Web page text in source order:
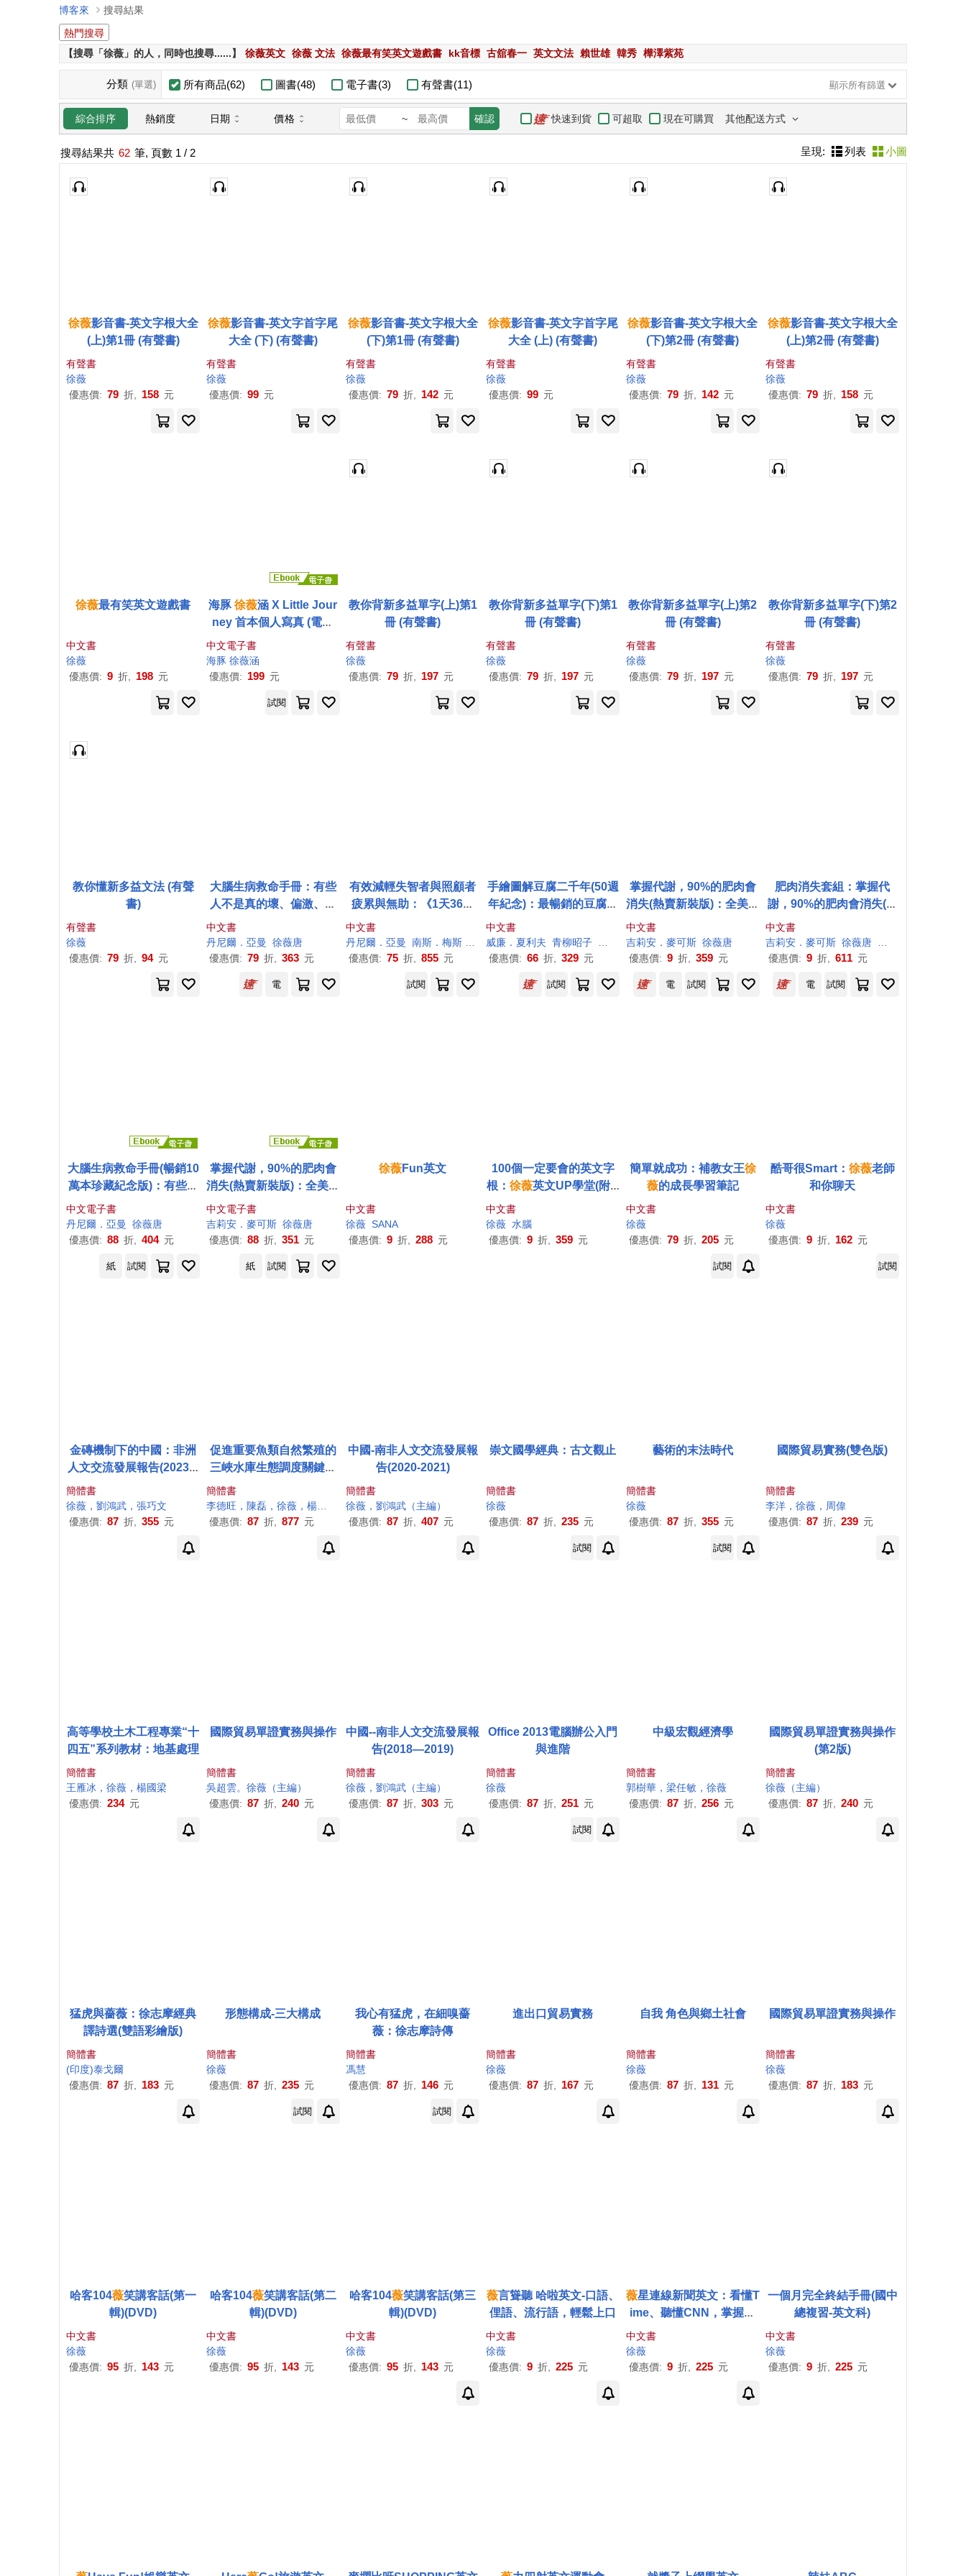
博客來
搜尋結果
熱門搜尋
【搜尋「徐薇」的人，同時也搜尋......】
徐薇英文 徐薇 文法 徐薇最有笑英文遊戲書 kk音標 古舘春一 英文文法 賴世雄 韓秀 樺澤紫苑
分類 (單選) 所有商品(62) 圖書(48) 電子書(3) 有聲書(11) 顯示所有篩選
綜合排序 熱銷度 日期 價格 ~ 確認 快速到貨 可超取 現在可購買 其他配送方式
搜尋結果共 62 筆, 頁數 1 / 2 呈現: 列表 小圖
徐薇影音書-英文字根大全
(上)第1冊 (有聲書)
有聲書
徐薇
優惠價: 79 折, 158 元
徐薇影音書-英文字首字尾
大全 (下) (有聲書)
有聲書
徐薇
優惠價: 99 元
徐薇影音書-英文字根大全
(下)第1冊 (有聲書)
有聲書
徐薇
優惠價: 79 折, 142 元
徐薇影音書-英文字首字尾
大全 (上) (有聲書)
有聲書
徐薇
優惠價: 99 元
徐薇影音書-英文字根大全
(下)第2冊 (有聲書)
有聲書
徐薇
優惠價: 79 折, 142 元
徐薇影音書-英文字根大全
(上)第2冊 (有聲書)
有聲書
徐薇
優惠價: 79 折, 158 元
徐薇最有笑英文遊戲書
中文書
徐薇
優惠價: 9 折, 198 元
海豚徐薇涵 X Little Jour
ney 首本個人寫真 (電子
中文電子書
海豚 徐薇涵
優惠價: 199 元
教你背新多益單字(上)第1
冊 (有聲書)
有聲書
徐薇
優惠價: 79 折, 197 元
教你背新多益單字(下)第1
冊 (有聲書)
有聲書
徐薇
優惠價: 79 折, 197 元
教你背新多益單字(上)第2
冊 (有聲書)
有聲書
徐薇
優惠價: 79 折, 197 元
教你背新多益單字(下)第2
冊 (有聲書)
有聲書
徐薇
優惠價: 79 折, 197 元
試閱
教你懂新多益文法 (有聲
書)
有聲書
徐薇
優惠價: 79 折, 94 元
大腦生病救命手冊：有些
人不是真的壞、偏激、不
用功、人格異常，而是大
腦出問題了!(暢銷10萬本
珍藏紀念版)
中文書
丹尼爾．亞曼
徐薇唐
優惠價: 79 折, 363 元
有效減輕失智者與照顧者
疲累與無助：《1天36小
時!最實用的全方位失智照
護聖經(高齡、退化、長照
適用)》+《大腦生病救命
中文書
丹尼爾．亞曼
南斯．梅斯 彼得．羅賓斯 張家瑞 徐薇唐
優惠價: 75 折, 855 元
手繪圖解豆腐二千年(50週
年紀念)：最暢銷的豆腐聖
經!從豆腐認識日本，窺探
不一樣的風俗、工藝、吃
法和職人魂
中文書
威廉．夏利夫 青柳昭子
唐
優惠價: 66 折, 329 元
掌握代謝，90%的肥肉會
消失(熱賣新裝版)：全美最
強悍的瘦身女王，教你無
需少吃多動也能瘦的3R代
謝飲食法!
中文書
吉莉安．麥可斯 徐薇唐
優惠價: 9 折, 359 元
肥肉消失套組：掌握代
謝，90%的肥肉會消失(熱
賣新裝版) +7天狠甩9公斤!
全美第一健身女王教你打
造最高效率的燃脂環境(暢
中文書
吉莉安．麥可斯 徐薇唐
優惠價: 9 折, 611 元
電 試閱 試閱 電 試閱 電 試閱
大腦生病救命手冊(暢銷10
萬本珍藏紀念版)：有些人
不是真的壞、偏激、不用
功、人格異常，而是大腦
出問題了! (電子書)
中文電子書
丹尼爾．亞曼
徐薇唐
優惠價: 88 折, 404 元
掌握代謝，90%的肥肉會
消失(熱賣新裝版)：全美最
強悍的瘦身女王，教你無
需少吃多動也能瘦的3R代
謝飲食法! (電子書)
中文電子書
吉莉安．麥可斯 徐薇唐
優惠價: 88 折, 351 元
徐薇Fun英文
中文書
徐薇 SANA
優惠價: 9 折, 288 元
100個一定要會的英文字
根： 徐薇英文UP學堂(附M
中文書
徐薇 水腦
優惠價: 9 折, 359 元
簡單就成功：補教女王徐
薇的成長學習筆記
中文書
徐薇
優惠價: 79 折, 205 元
酷哥很Smart： 徐薇老師
和你聊天
中文書
徐薇
優惠價: 9 折, 162 元
紙 試閱 紙 試閱 試閱 試閱
金磚機制下的中國：非洲
人文交流發展報告(2023-2
簡體書
徐薇 ，劉鴻武，張巧文
優惠價: 87 折, 355 元
促進重要魚類自然繁殖的
三峽水庫生態調度關鍵技
簡體書
李德旺，陳磊， 徐薇，楊志，楊霞等
優惠價: 87 折, 877 元
中國-南非人文交流發展報
告(2020-2021)
簡體書
徐薇 ，劉鴻武（主編）
優惠價: 87 折, 407 元
崇文國學經典：古文觀止
簡體書
徐薇
優惠價: 87 折, 235 元
藝術的末法時代
簡體書
徐薇
優惠價: 87 折, 355 元
國際貿易實務(雙色版)
簡體書
李洋，徐薇 ，周偉
優惠價: 87 折, 239 元
試閱 試閱
高等學校土木工程專業“十
四五”系列教材：地基處理
簡體書
王雁冰， 徐薇 ，楊國梁
優惠價: 234 元
國際貿易單證實務與操作
簡體書
吳超雲。 徐薇（主編）
優惠價: 87 折, 240 元
中國--南非人文交流發展報
告(2018—2019)
簡體書
徐薇 ，劉鴻武（主編）
優惠價: 87 折, 303 元
Office 2013電腦辦公入門
與進階
簡體書
徐薇
優惠價: 87 折, 251 元
中級宏觀經濟學
簡體書
郭樹華，梁任敏， 徐薇
優惠價: 87 折, 256 元
國際貿易單證實務與操作
(第2版)
簡體書
徐薇 （主編）
優惠價: 87 折, 240 元
試閱
猛虎與薔薇：徐志摩經典
譯詩選(雙語彩繪版)
簡體書
(印度)泰戈爾
優惠價: 87 折, 183 元
形態構成-三大構成
簡體書
徐薇
優惠價: 87 折, 235 元
我心有猛虎，在細嗅薔
薇：徐志摩詩傳
簡體書
馮慧
優惠價: 87 折, 146 元
進出口貿易實務
簡體書
徐薇
優惠價: 87 折, 167 元
自我 角色與鄉土社會
簡體書
徐薇
優惠價: 87 折, 131 元
國際貿易單證實務與操作
簡體書
徐薇
優惠價: 87 折, 183 元
試閱 試閱
哈客104薇笑講客話(第一
輯)(DVD)
中文書
徐薇
優惠價: 95 折, 143 元
哈客104薇笑講客話(第二
輯)(DVD)
中文書
徐薇
優惠價: 95 折, 143 元
哈客104薇笑講客話(第三
輯)(DVD)
中文書
徐薇
優惠價: 95 折, 143 元
薇言聳聽 哈啦英文-口語、
俚語、流行語，輕鬆上口
中文書
徐薇
優惠價: 9 折, 225 元
薇星連線新聞英文：看懂T
ime、聽懂CNN，掌握最
中文書
徐薇
優惠價: 9 折, 225 元
一個月完全終結手冊(國中
總複習-英文科)
中文書
徐薇
優惠價: 9 折, 225 元